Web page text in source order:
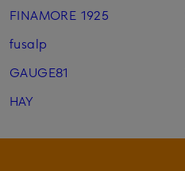
FINAMORE 1925
fusalp
GAUGE81
HAY